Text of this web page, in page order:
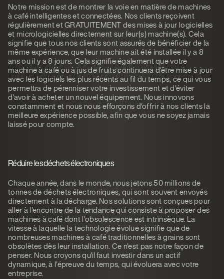
Notre mission est de montrer la voie en matière de machines
à café intelligentes et connectées. Nos clients reçoivent
régulièrement et GRATUITEMENT des mises à jour logicielles
et micrologicielles directement sur leur(s) machine(s). Cela
signifie que tous nos clients sont assurés de bénéficier de la
même expérience, que leur machine ait été installée il y a 8
ans ou il y a 8 jours. Cela signifie également que votre
machine à café ou à jus de fruits continuera d'être mise à jour
avec les logiciels les plus récents au fil du temps, ce qui vous
permettra de pérenniser votre investissement et d'éviter
d'avoir à acheter un nouvel équipement. Nous innovons
constamment et nous nous efforçons d'offrir à nos clients la
meilleure expérience possible, afin que vous ne soyez jamais
laissé pour compte.
Réduire les déchets électroniques
Chaque année, dans le monde, nous jetons 50 millions de
tonnes de déchets électroniques, qui sont souvent envoyés
directement à la décharge. Nos solutions sont conçues pour
aller à l'encontre de la tendance qui consiste à proposer des
machines à café dont l'obsolescence est intrinsèque. La
vitesse à laquelle la technologie évolue signifie que de
nombreuses machines à café traditionnelles à grains sont
obsolètes dès leur installation. Ce n'est pas notre façon de
penser. Nous croyons qu'il faut investir dans un actif
dynamique, à l'épreuve du temps, qui évoluera avec votre
entreprise.